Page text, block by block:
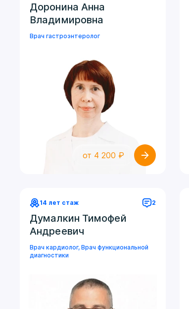
Доронина Анна
Владимировна
Врач гастроэнтеролог
от 4 200 ₽
14 лет стаж 2
Думалкин Тимофей
Андреевич
Врач кардиолог, Врач функциональной
диагностики